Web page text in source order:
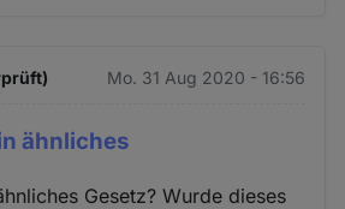
Mo. 31 Aug 2020 - 16:56
ähnliches
Gesetz? Wurde dieses